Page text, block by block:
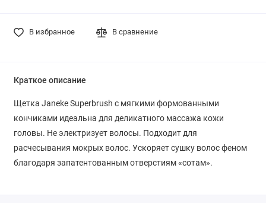
В избранное В сравнение
Краткое описание
Щетка Janeke Superbrush с мягкими формованными
кончиками идеальна для деликатного массажа кожи
головы. Не электризует волосы. Подходит для
расчесывания мокрых волос. Ускоряет сушку волос феном
благодаря запатентованным отверстиям «сотам».